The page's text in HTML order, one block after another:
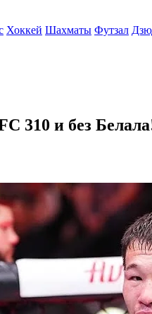
Хоккей Шахматы Футзал
310 и без